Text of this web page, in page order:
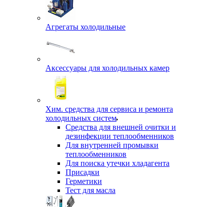
Агрегаты холодильные
Аксессуары для холодильных камер
Хим. средства для сервиса и ремонта
холодильных систем
Средства для внешней очитки и
дезинфекции теплообменников
Для внутренней промывки
теплообменников
Для поиска утечки хладагента
Присадки
Герметики
Тест для масла